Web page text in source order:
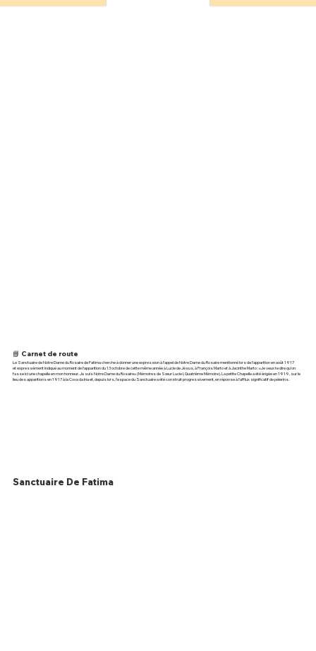
Sanctuaire De Fatima
📘 Carnet de route
Le Sanctuaire de Notre Dame du Rosaire de Fatima cherche à donner une expression à l’appel de Notre Dame du Rosaire mentionné lors de l’apparition en août 1917
et expressément indiqué au moment de l’apparition du 13 octobre de cette même année à Lucie de Jésus, à François Marto et à Jacinthe Marto : «Je veux te dire qu’on
fasse ici une chapelle en mon honneur. Je suis Notre Dame du Rosaire» (Mémoires de Sœur Lucie I, Quatrième Mémoire). La petite Chapelle a été érigée en 1919, sur le
lieu des apparitions en 1917 à la Cova da Iria et, depuis lors, l’espace du Sanctuaire a été construit progressivement, en réponse à l’afflux significatif de pèlerins.